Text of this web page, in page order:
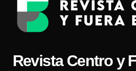
Revista Centro y